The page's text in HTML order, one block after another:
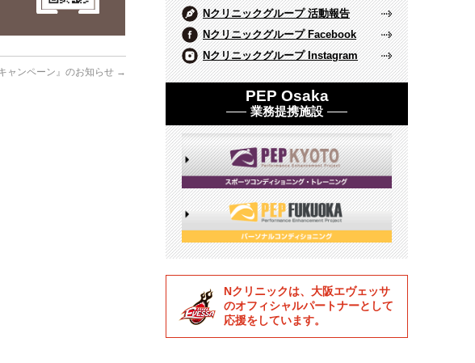
ャンペーン』のお知らせ →
Nクリニックグループ 活動報告
Nクリニックグループ Facebook
Nクリニックグループ Instagram
PEP Osaka
業務提携施設
Nクリニックは、大阪エヴェッサ
のオフィシャルパートナーとして
応援をしています。